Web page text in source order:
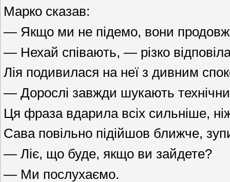
Марко сказав:
— Якщо ми не підемо, вони
— Нехай співають, — різко
Лія подивилася на неї з дивним
— Дорослі завжди шукають
Ця фраза вдарила всіх сильніше,
Сава повільно підійшов ближче,
— Ліє, що буде, якщо ви зайдете?
— Ми послухаємо.